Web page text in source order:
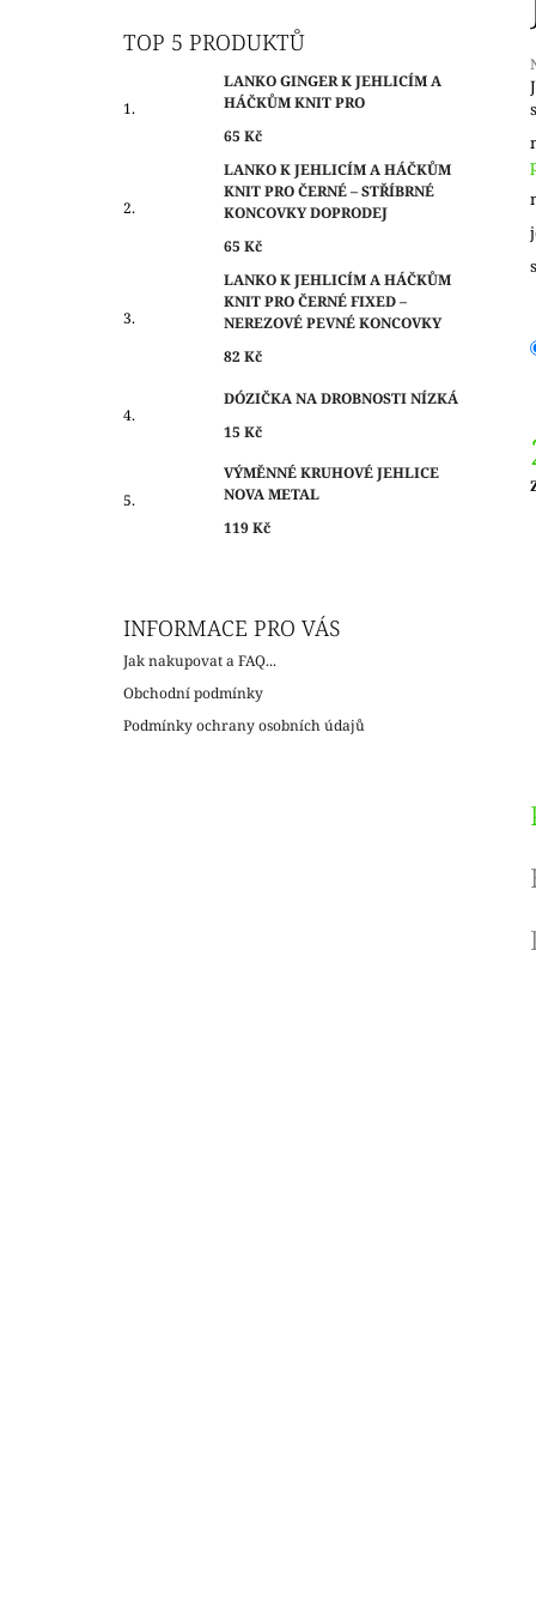
TOP 5 PRODUKTŮ
LANKO GINGER K JEHLICÍM A
HÁČKŮM KNIT PRO
65 Kč
LANKO K JEHLICÍM A HÁČKŮM
KNIT PRO ČERNÉ – STŘÍBRNÉ
KONCOVKY DOPRODEJ
65 Kč
LANKO K JEHLICÍM A HÁČKŮM
KNIT PRO ČERNÉ FIXED –
NEREZOVÉ PEVNÉ KONCOVKY
82 Kč
DÓZIČKA NA DROBNOSTI NÍZKÁ
15 Kč
VÝMĚNNÉ KRUHOVÉ JEHLICE
NOVA METAL
119 Kč
INFORMACE PRO VÁS
Jak nakupovat a FAQ...
Obchodní podmínky
Podmínky ochrany osobních údajů
z
5